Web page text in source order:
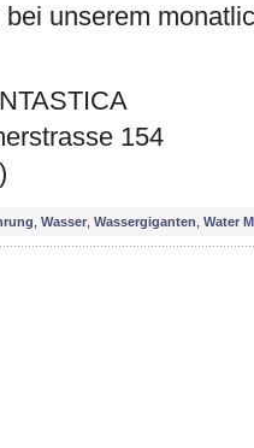
unserem
154
Wasser Wassergiganten Water